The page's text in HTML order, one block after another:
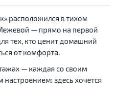
расположился в тихом
— прямо на первой
тех, кто ценит домашний
от комфорта.
— каждая со своим
здесь хочется